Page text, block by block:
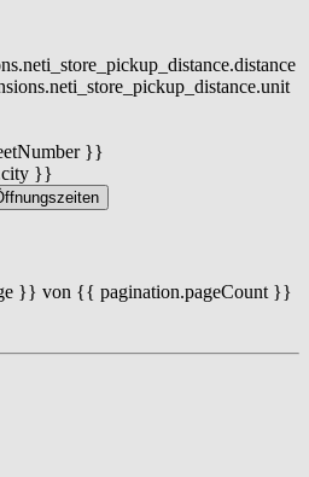
}}
}}
}} von {{ pagination.pageCount }}